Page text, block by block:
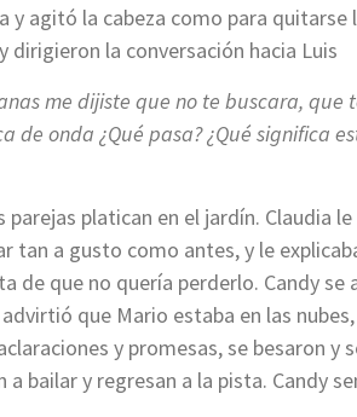
y agitó la cabeza como para
la conversación hacia Luis
me dijiste que no te buscara, que
de onda ¿Qué pasa? ¿Qué significa
platican en el jardín. Claudia
tan a gusto como antes, y le
de que no quería perderlo. Candy se
que Mario estaba en las
y promesas, se besaron y
a bailar y regresan a la pista. Candy